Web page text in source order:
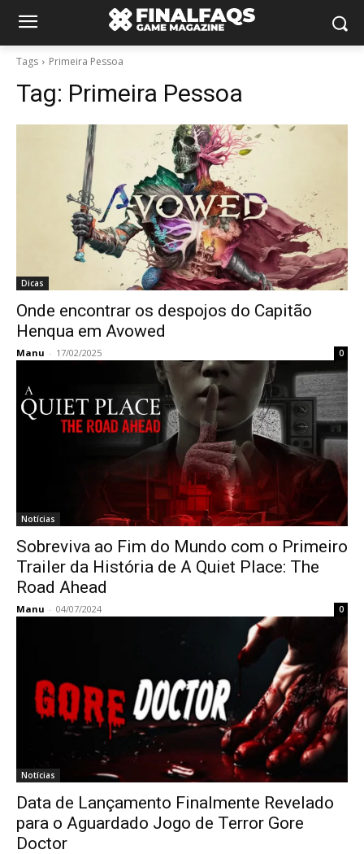
Tags Primeira Pessoa
Tag: Primeira Pessoa
Dicas
Onde encontrar os despojos do Capitão
Henqua em Avowed
Manu - 17/02/2025 0
Notícias
Sobreviva ao Fim do Mundo com o Primeiro
Trailer da História de A Quiet Place: The
Road Ahead
Manu - 04/07/2024 0
Notícias
Data de Lançamento Finalmente Revelado
para o Aguardado Jogo de Terror Gore
Doctor